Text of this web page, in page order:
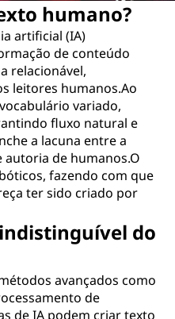
humano?
artificial (IA)
de conteúdo
relacionável,
leitores humanos.Ao
variado,
fluxo natural e
a lacuna entre a
autoria de humanos.O
fazendo com que
ter sido criado por
do
avançados como
de
de IA podem criar texto